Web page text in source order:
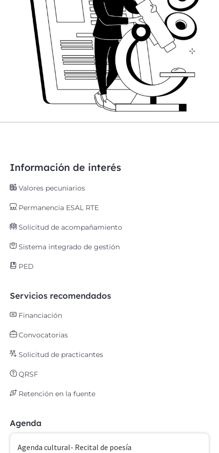
Información de interés
Valores pecuniarios
Permanencia ESAL RTE
Solicitud de acompañamiento
Sistema integrado de gestión
PED
Servicios recomendados
Financiación
Convocatorias
Solicitud de practicantes
QRSF
Retención en la fuente
Agenda
Agenda cultural- Recital de poesía